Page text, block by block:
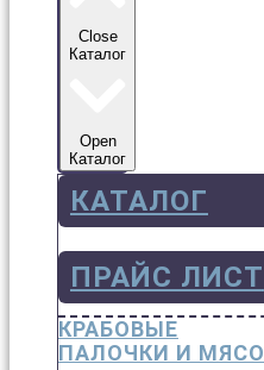
Close
Каталог
Open
Каталог
КАТАЛОГ
ПРАЙС ЛИСТ
КРАБОВЫЕ
ПАЛОЧКИ И МЯСО